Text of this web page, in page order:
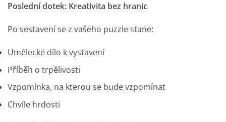
Poslední dotek: Kreativita bez hranic
Po sestavení se z vašeho puzzle stane:
Umělecké dílo k vystavení
Příběh o trpělivosti
Vzpomínka, na kterou se bude vzpomínat
Chvíle hrdosti